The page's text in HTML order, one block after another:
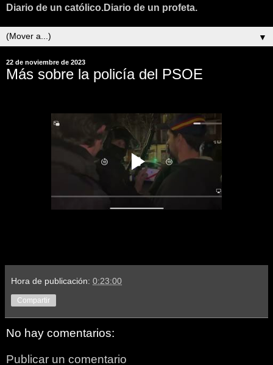
Diario de un católico.Diario de un profeta.
▼
22 de noviembre de 2023
Más sobre la policía del PSOE
Hora de publicación: 0:23:00
Compartir
No hay comentarios:
Publicar un comentario